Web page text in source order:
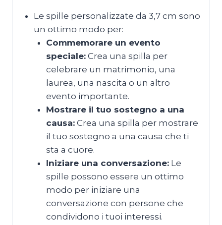
Le spille personalizzate da 3,7 cm sono
un ottimo modo per:
Commemorare un evento
speciale: Crea una spilla per
celebrare un matrimonio, una
laurea, una nascita o un altro
evento importante.
Mostrare il tuo sostegno a una
causa: Crea una spilla per mostrare
il tuo sostegno a una causa che ti
sta a cuore.
Iniziare una conversazione: Le
spille possono essere un ottimo
modo per iniziare una
conversazione con persone che
condividono i tuoi interessi.